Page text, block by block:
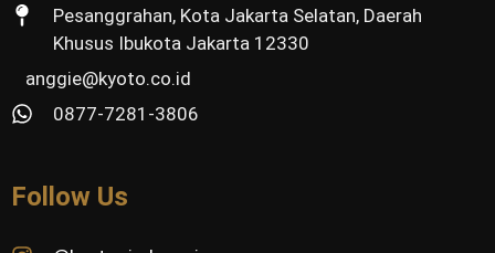
Pesanggrahan, Kota Jakarta Selatan, Daerah
Khusus Ibukota Jakarta 12330
anggie@kyoto.co.id
0877-7281-3806
Follow Us